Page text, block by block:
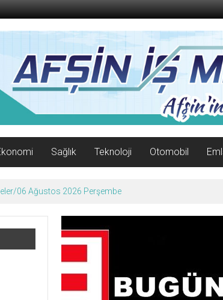
Sağlık Teknoloji Otomobil
06 Ağustos 2026 Perşembe